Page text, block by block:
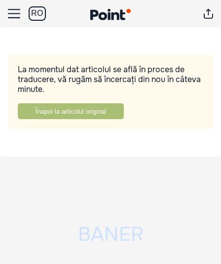
RO
La momentul dat articolul se află în proces de
traducere, vă rugăm să încercați din nou în câteva
minute.
Înapoi la articolul original